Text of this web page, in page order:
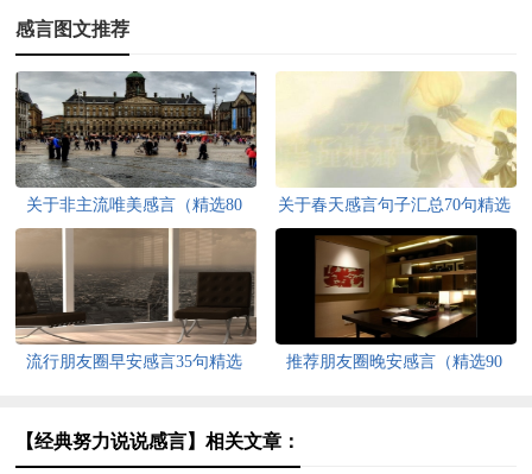
感言图文推荐
关于非主流唯美感言（精选80
句）
关于春天感言句子汇总70句精选
流行朋友圈早安感言35句精选
推荐朋友圈晚安感言（精选90
【经典努力说说感言】相关文章：